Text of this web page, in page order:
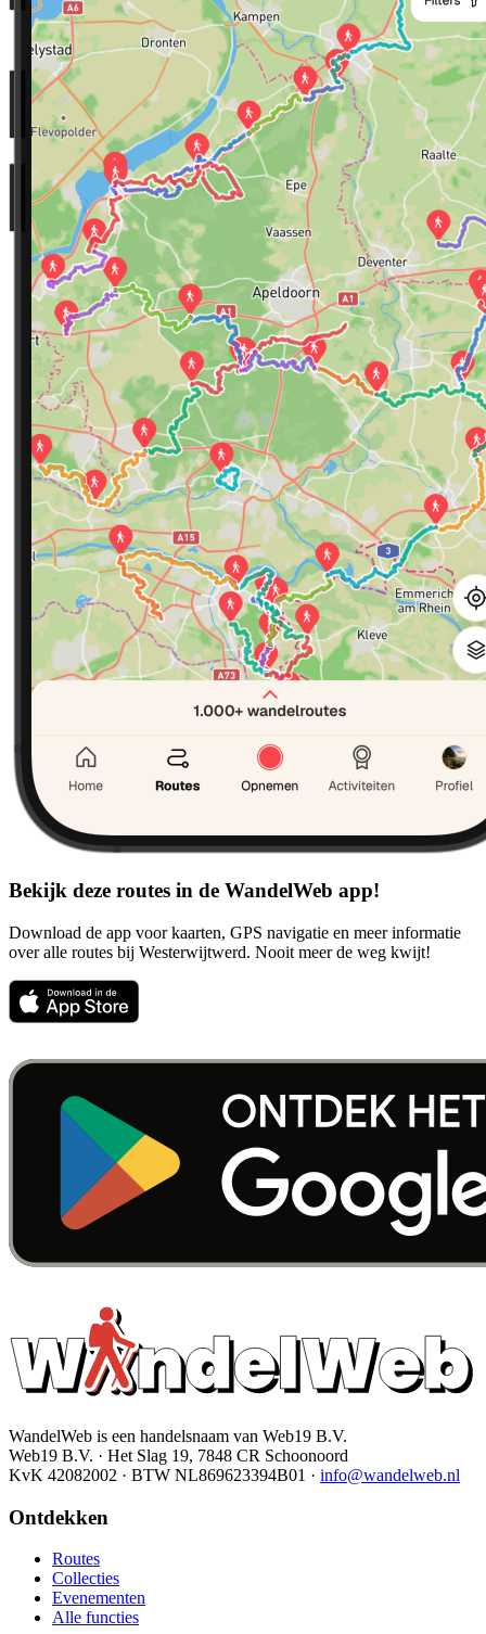
Bekijk deze routes in de WandelWeb app!
Download de app voor kaarten, GPS navigatie en meer informatie
over alle routes bij Westerwijtwerd. Nooit meer de weg kwijt!
WandelWeb is een handelsnaam van Web19 B.V.
Web19 B.V. · Het Slag 19, 7848 CR Schoonoord
KvK 42082002 · BTW NL869623394B01 · info@wandelweb.nl
Ontdekken
Routes
Collecties
Evenementen
Alle functies